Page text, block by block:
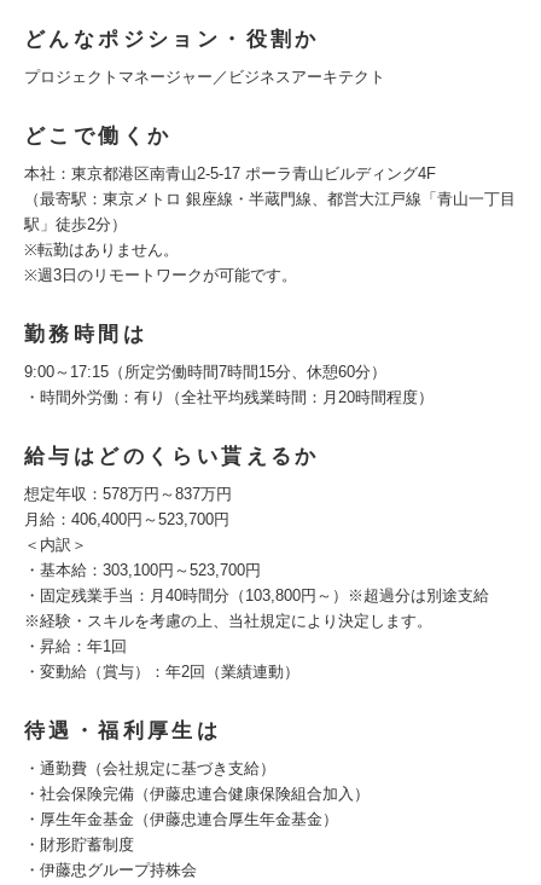
どんなポジション・役割か
プロジェクトマネージャー／ビジネスアーキテクト
どこで働くか
本社：東京都港区南青山2-5-17 ポーラ青山ビルディング4F
（最寄駅：東京メトロ 銀座線・半蔵門線、都営大江戸線「青山一丁目
駅」徒歩2分）
※転勤はありません。
※週3日のリモートワークが可能です。
勤務時間は
9:00～17:15（所定労働時間7時間15分、休憩60分）
・時間外労働：有り（全社平均残業時間：月20時間程度）
給与はどのくらい貰えるか
想定年収：578万円～837万円
月給：406,400円～523,700円
＜内訳＞
・基本給：303,100円～523,700円
・固定残業手当：月40時間分（103,800円～）※超過分は別途支給
※経験・スキルを考慮の上、当社規定により決定します。
・昇給：年1回
・変動給（賞与）：年2回（業績連動）
待遇・福利厚生は
・通勤費（会社規定に基づき支給）
・社会保険完備（伊藤忠連合健康保険組合加入）
・厚生年金基金（伊藤忠連合厚生年金基金）
・財形貯蓄制度
・伊藤忠グループ持株会